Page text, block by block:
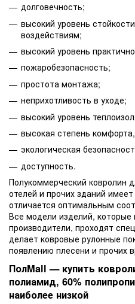
долговечность;
высокий уровень
воздействиям;
высокий уровень
пожаробезопасность;
простота монтажа;
неприхотливость в уходе;
высокий уровень
высокая степень
экологическая
доступность.
Полукоммерческий ковролин
отелей и прочих зданий
отличается оптимальным
Все модели изделий,
производители, проходят
делает ковровые рулонные
появлению плесени и прочих
ПолMall — купить
полиамид, 60%
наиболее низкой